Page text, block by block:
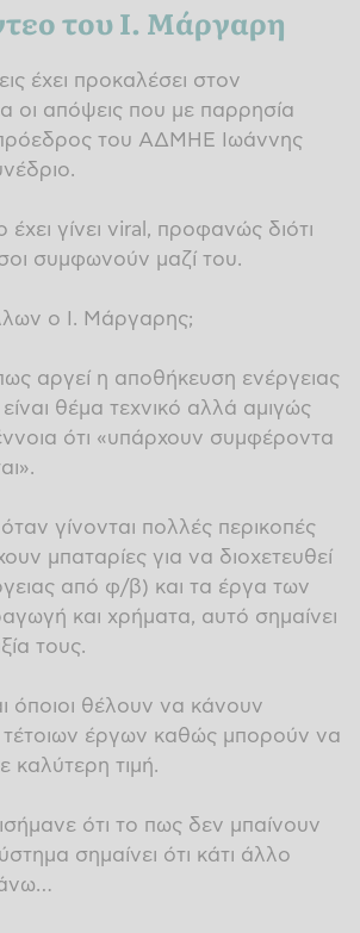
του Ι. Μάργαρη
έχει προκαλέσει στον
οι απόψεις που με παρρησία
του ΑΔΜΗΕ Ιωάννης
έχει γίνει viral, προφανώς διότι
συμφωνούν μαζί του.
ο Ι. Μάργαρης;
αργεί η αποθήκευση ενέργειας
θέμα τεχνικό αλλά αμιγώς
ότι «υπάρχουν συμφέροντα
όταν γίνονται πολλές περικοπές
μπαταρίες για να διοχετευθεί
από φ/β) και τα έργα των
και χρήματα, αυτό σημαίνει
τους.
όποιοι θέλουν να κάνουν
έργων καθώς μπορούν να
τιμή.
ότι το πως δεν μπαίνουν
σημαίνει ότι κάτι άλλο